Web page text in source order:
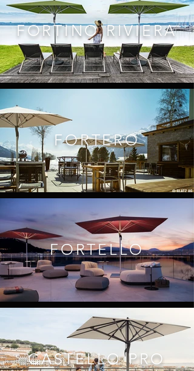
FORTINO RIVIERA
FORTERO
FORTELLO
CASTELLO PRO